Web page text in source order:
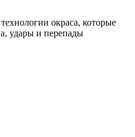
окраса, которые
удары и перепады